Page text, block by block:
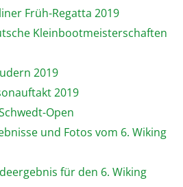
Früh-Regatta 2019
Kleinbootmeisterschaften
2019
2019
Open
und Fotos vom 6. Wiking
für den 6. Wiking